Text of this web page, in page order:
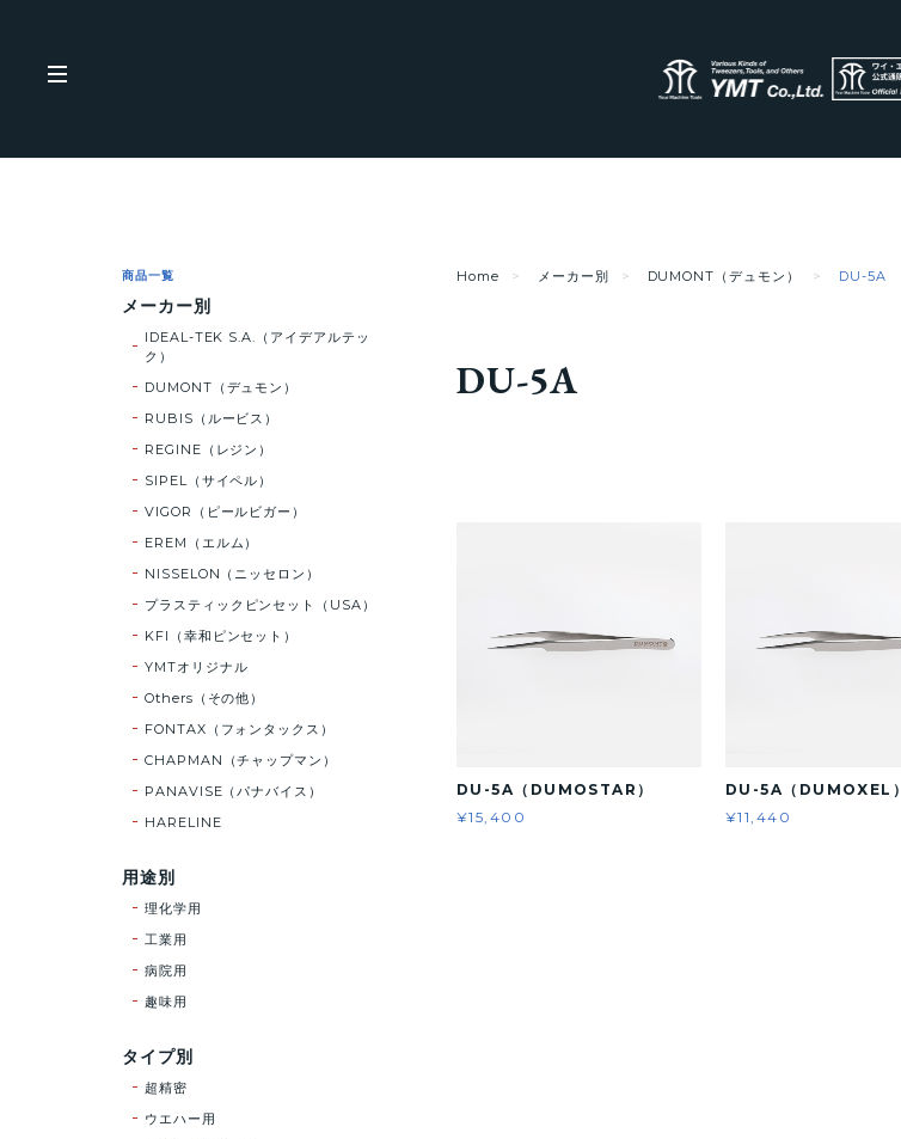
Home メーカー別 DUMONT（デュモン） DU-5A
DU-5A
DU-5A（DUMOSTAR）
¥15,400
DU-5A（DUMOXEL）
¥11,440
商品一覧
メーカー別
IDEAL-TEK S.A.（アイデアルテッ
ク）
DUMONT（デュモン）
RUBIS（ルービス）
REGINE（レジン）
SIPEL（サイペル）
VIGOR（ピールビガー）
EREM（エルム）
NISSELON（ニッセロン）
プラスティックピンセット（USA）
KFI（幸和ピンセット）
YMTオリジナル
Others（その他）
FONTAX（フォンタックス）
CHAPMAN（チャップマン）
PANAVISE（パナバイス）
HARELINE
用途別
理化学用
工業用
病院用
趣味用
タイプ別
超精密
ウエハー用